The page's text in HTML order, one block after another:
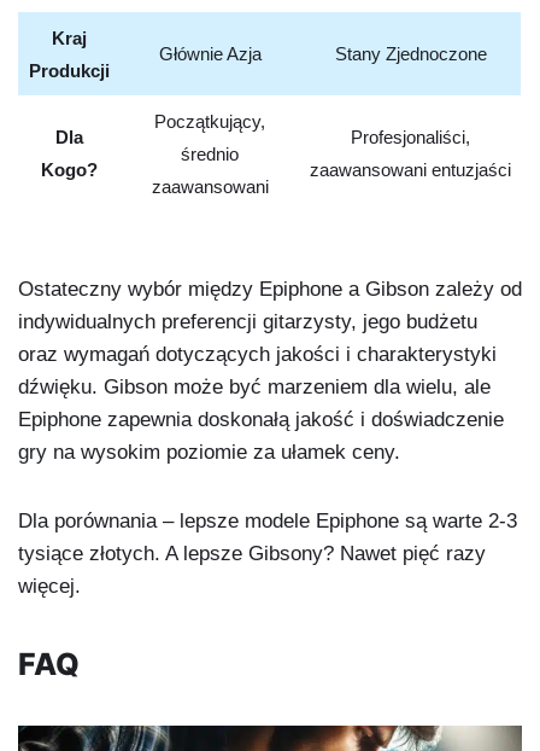
Kraj
Produkcji
Głównie Azja Stany Zjednoczone
Dla
Kogo?
Początkujący,
średnio
zaawansowani
Profesjonaliści,
zaawansowani entuzjaści
Ostateczny wybór między Epiphone a Gibson zależy od
indywidualnych preferencji gitarzysty, jego budżetu
oraz wymagań dotyczących jakości i charakterystyki
dźwięku. Gibson może być marzeniem dla wielu, ale
Epiphone zapewnia doskonałą jakość i doświadczenie
gry na wysokim poziomie za ułamek ceny.
Dla porównania – lepsze modele Epiphone są warte 2-3
tysiące złotych. A lepsze Gibsony? Nawet pięć razy
więcej.
FAQ